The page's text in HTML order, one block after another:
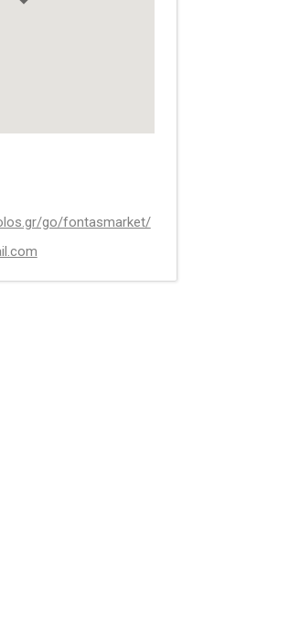
go/fontasmarket/